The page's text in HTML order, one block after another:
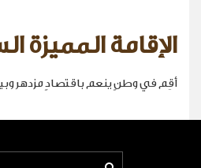
الإقامة المميزة
أقِم في وطنٍ ينعم باقتصادٍ مزدهر